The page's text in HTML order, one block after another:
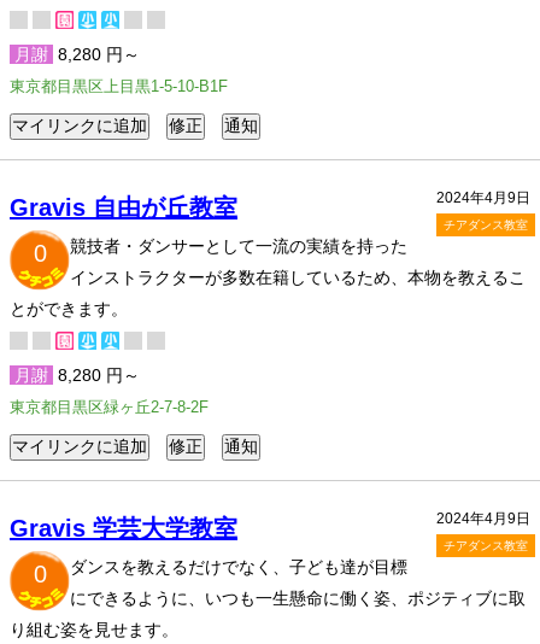
月謝 8,280 円～
東京都目黒区上目黒1-5-10-B1F
2024年4月9日
チアダンス教室
Gravis 自由が丘教室
0
競技者・ダンサーとして一流の実績を持った
インストラクターが多数在籍しているため、本物を教えるこ
とができます。
月謝 8,280 円～
東京都目黒区緑ヶ丘2-7-8-2F
2024年4月9日
チアダンス教室
Gravis 学芸大学教室
0
ダンスを教えるだけでなく、子ども達が目標
にできるように、いつも一生懸命に働く姿、ポジティブに取
り組む姿を見せます。